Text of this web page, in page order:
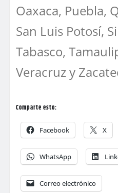
Oaxaca, Puebla,
San Luis Potosí,
Tabasco,
Veracruz y
Comparte esto:
Facebook X
WhatsApp
Correo electrónico